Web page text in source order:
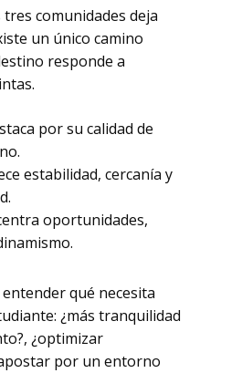
comunidades deja
un único camino
responde a
por su calidad de
estabilidad, cercanía y
oportunidades,
qué necesita
¿más tranquilidad
¿optimizar
por un entorno